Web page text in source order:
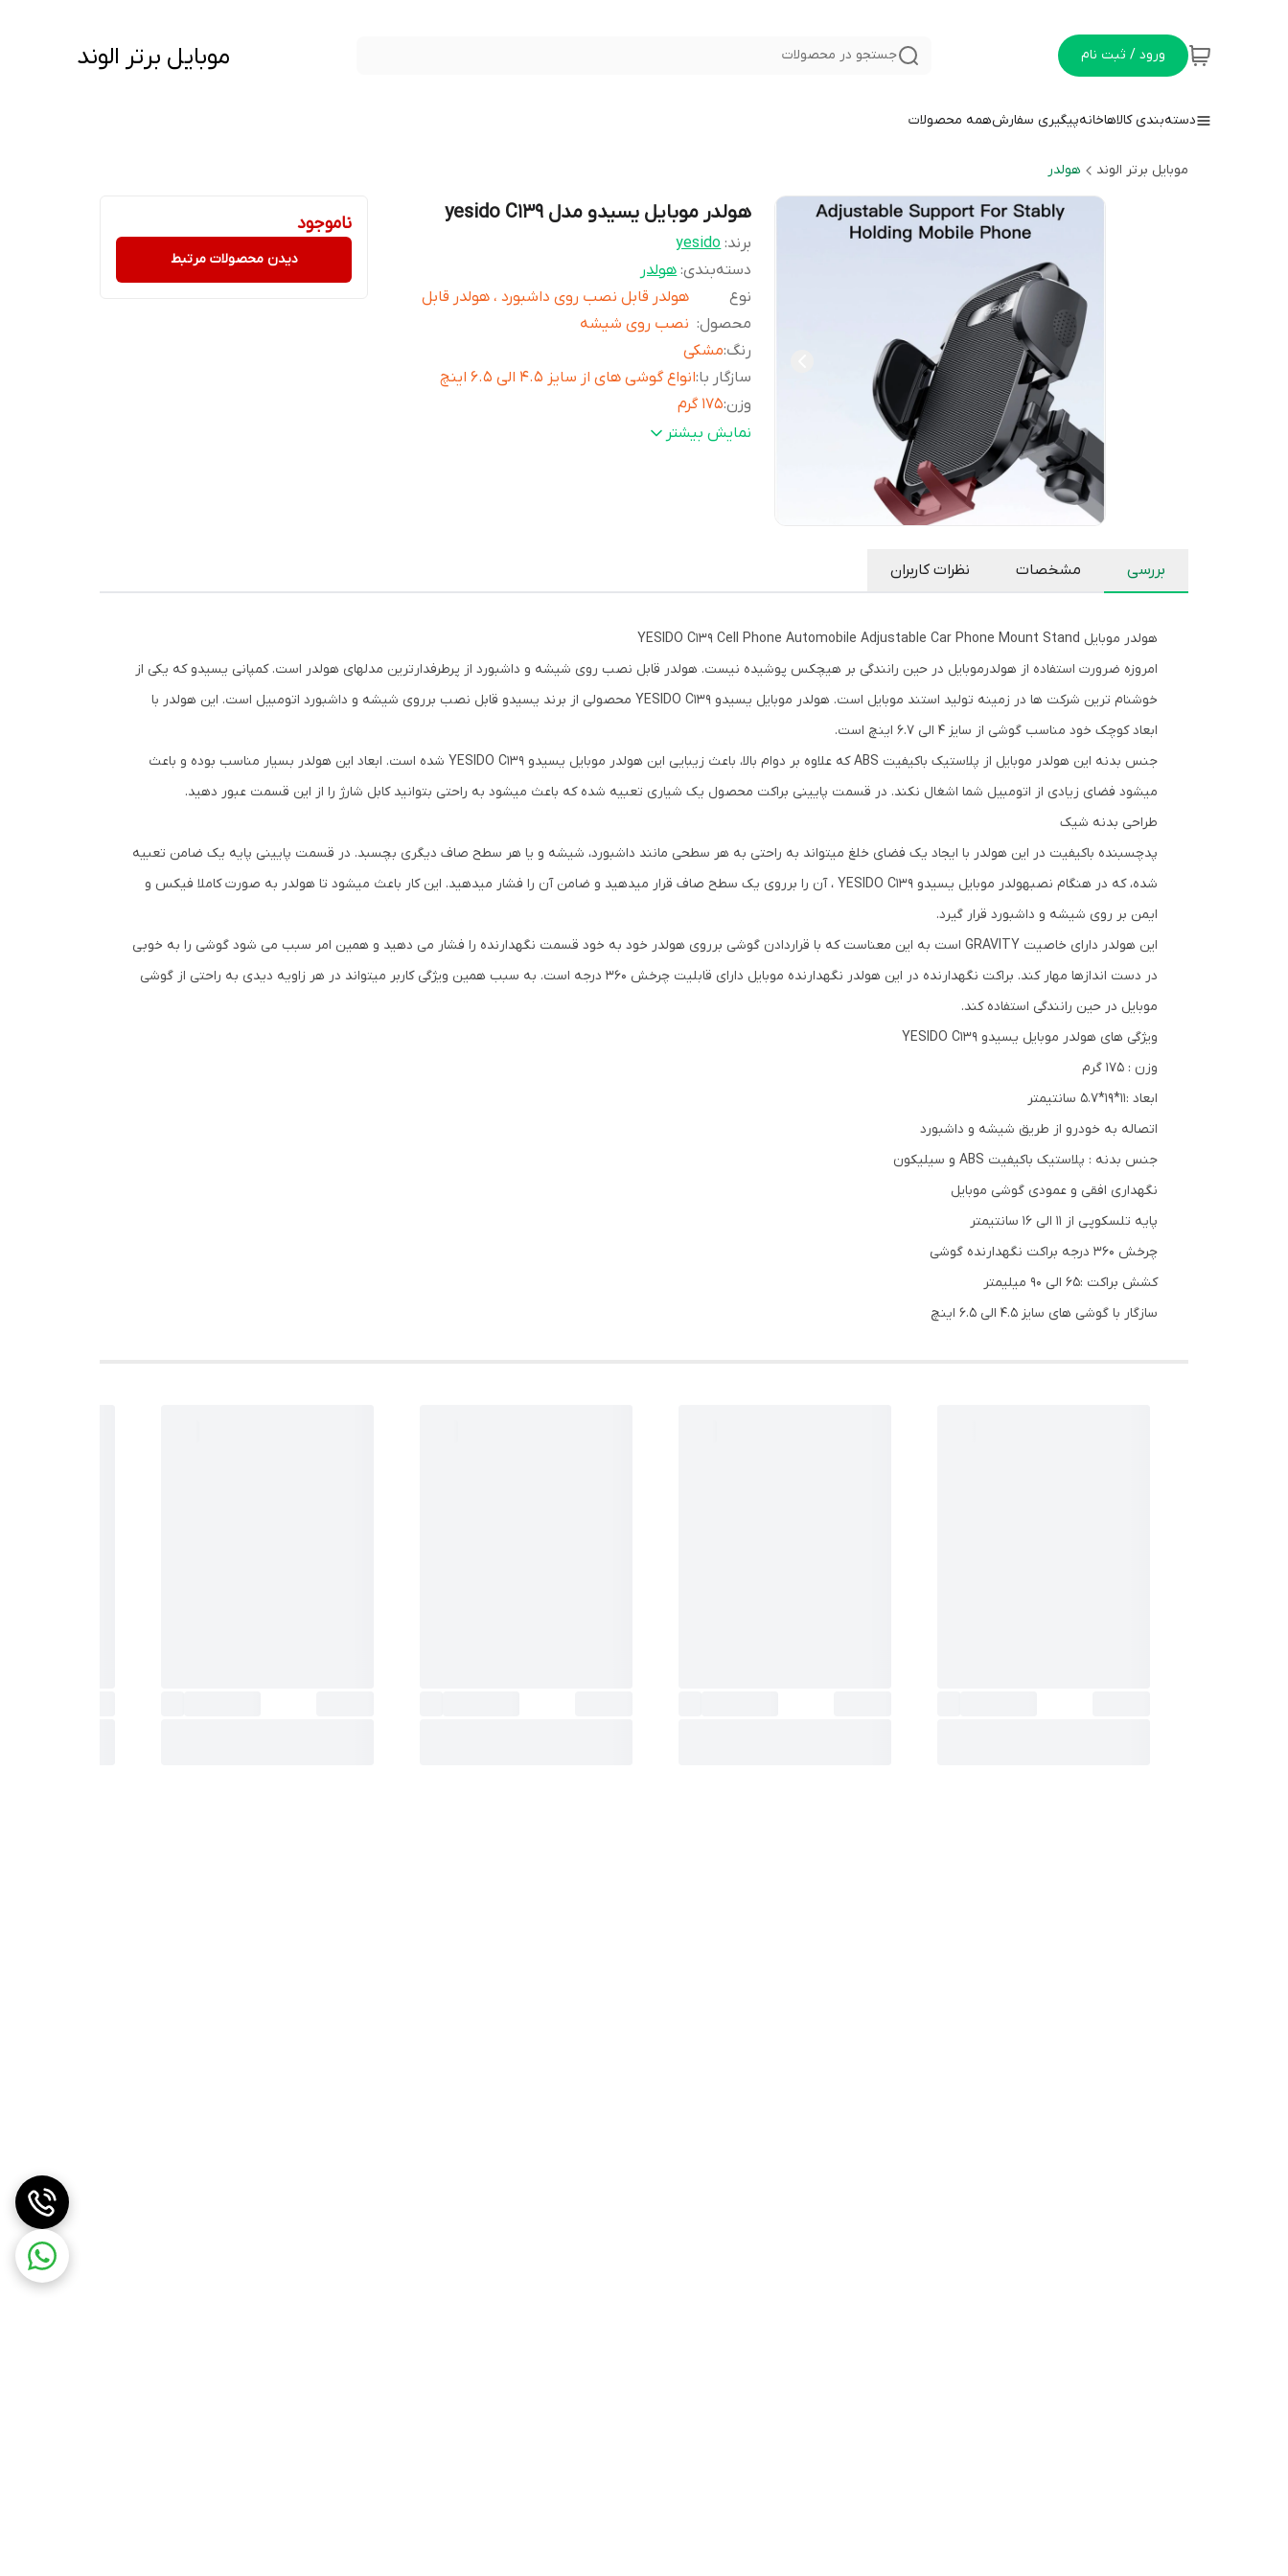
ورود / ثبت نام جستجو در محصولات موبایل برتر الوند
دسته‌بندی کالاهاخانهپیگیری سفارشهمه محصولات
موبایل برتر الوند هولدر
هولدر موبایل یسیدو مدل yesido C139
برند: yesido
دسته‌بندی:هولدر
نوع
محصول:
هولدر قابل نصب روی داشبورد ، هولدر قابل
نصب روی شیشه
رنگ:مشکی
سازگار با:انواع گوشی های از سایز 4.5 الی 6.5 اینچ
وزن:175 گرم
ابعاد:11*19*5.7 سانتیمتر
نمایش بیشتر
ناموجود
دیدن محصولات مرتبط
بررسی مشخصات نظرات کاربران
هولدر موبایل YESIDO C139 Cell Phone Automobile Adjustable Car Phone Mount Stand
امروزه ضرورت استفاده از هولدرموبایل در حین رانندگی بر هیچکس پوشیده نیست. هولدر قابل نصب روی شیشه و داشبورد از پرطرفدارترین مدلهای هولدر است. کمپانی یسیدو که یکی از
خوشنام ترین شرکت ها در زمینه تولید استند موبایل است. هولدر موبایل یسیدو YESIDO C139 محصولی از برند یسیدو قابل نصب برروی شیشه و داشبورد اتومبیل است. این هولدر با
ابعاد کوچک خود مناسب گوشی از سایز 4 الی 6.7 اینچ است.
جنس بدنه این هولدر موبایل از پلاستیک باکیفیت ABS که علاوه بر دوام بالا، باعث زیبایی این هولدر موبایل یسیدو YESIDO C139 شده است. ابعاد این هولدر بسیار مناسب بوده و باعث
میشود فضای زیادی از اتومبیل شما اشغال نکند. در قسمت پایینی براکت محصول یک شیاری تعبیه شده که باعث میشود به راحتی بتوانید کابل شارژ را از این قسمت عبور دهید.
طراحی بدنه شیک
پدچسبنده باکیفیت در این هولدر با ایجاد یک فضای خلغ میتواند به راحتی به هر سطحی مانند داشبورد، شیشه و یا هر سطح صاف دیگری بچسبد. در قسمت پایینی پایه یک ضامن تعبیه
شده، که در هنگام نصبهولدر موبایل یسیدو YESIDO C139 ، آن را برروی یک سطح صاف قرار میدهید و ضامن آن را فشار میدهید. این کار باعث میشود تا هولدر به صورت کاملا فیکس و
ایمن بر روی شیشه و داشبورد قرار گیرد.
این هولدر دارای خاصیت GRAVITY است به این معناست که با قراردادن گوشی برروی هولدر خود به خود قسمت نگهدارنده را فشار می دهید و همین امر سبب می شود گوشی را به خوبی
در دست اندازها مهار کند. براکت نگهدارنده در این هولدر نگهدارنده موبایل دارای قابلیت چرخش 360 درجه است. به سبب همین ویژگی کاربر میتواند در هر زاویه دیدی به راحتی از گوشی
موبایل در حین رانندگی استفاده کند.
ویژگی های هولدر موبایل یسیدو YESIDO C139
وزن : 175 گرم
ابعاد :11*19*5.7 سانتیمتر
اتصاله به خودرو از طریق شیشه و داشبورد
جنس بدنه : پلاستیک باکیفیت ABS و سیلیکون
نگهداری افقی و عمودی گوشی موبایل
پایه تلسکوپی از 11 الی 16 سانتیمتر
چرخش 360 درجه براکت نگهدارنده گوشی
کشش براکت :65 الی 90 میلیمتر
سازگار با گوشی های سایز 4.5 الی 6.5 اینچ